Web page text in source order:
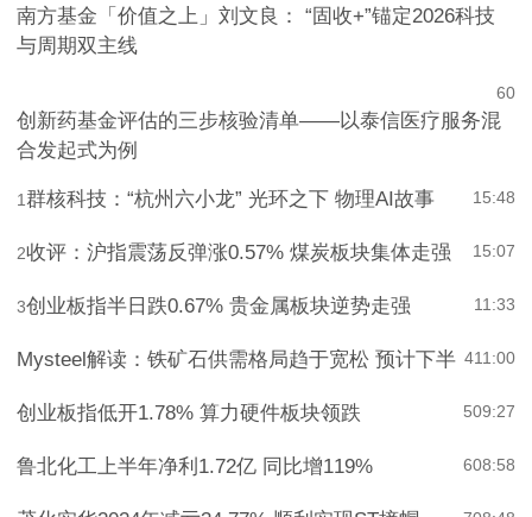
南方基金「价值之上」刘文良： “固收+”锚定2026科技
与周期双主线
0
6
创新药基金评估的三步核验清单——以泰信医疗服务混
合发起式为例
15:48
1群核科技：“杭州六小龙” 光环之下 物理AI故事
15:07
2收评：沪指震荡反弹涨0.57% 煤炭板块集体走强
11:33
3创业板指半日跌0.67% 贵金属板块逆势走强
11:00
4
Mysteel解读：铁矿石供需格局趋于宽松 预计下半
09:27
5
创业板指低开1.78% 算力硬件板块领跌
08:58
6
鲁北化工上半年净利1.72亿 同比增119%